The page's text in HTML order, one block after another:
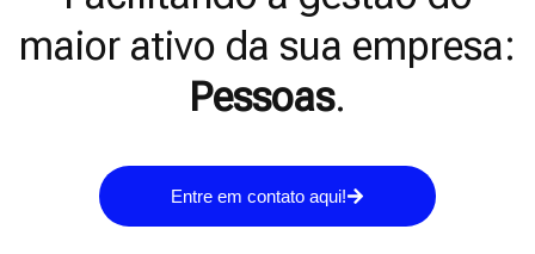
maior ativo da sua empresa:
Pessoas.
Entre em contato aqui!